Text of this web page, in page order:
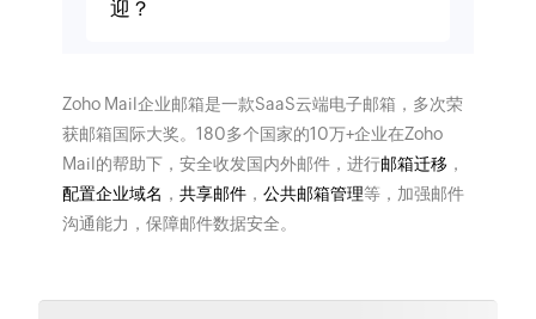
迎？
Zoho Mail企业邮箱是一款SaaS云端电子邮箱，多次荣
获邮箱国际大奖。180多个国家的10万+企业在Zoho
Mail的帮助下，安全收发国内外邮件，进行邮箱迁移 ，
配置企业域名 ， 共享邮件， 公共邮箱管理等，加强邮件
沟通能力，保障邮件数据安全。